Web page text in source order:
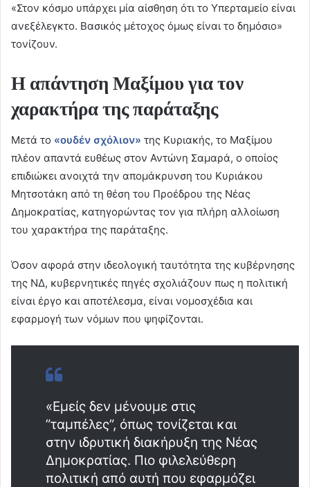
«Στον κόσμο υπάρχει μία αίσθηση ότι το Υπερταμείο είναι
ανεξέλεγκτο. Βασικός μέτοχος όμως είναι το δημόσιο»
τονίζουν.
Η απάντηση Μαξίμου για τον
χαρακτήρα της παράταξης
Μετά το «ουδέν σχόλιον» της Κυριακής, το Μαξίμου
πλέον απαντά ευθέως στον Αντώνη Σαμαρά, ο οποίος
επιδιώκει ανοιχτά την απομάκρυνση του Κυριάκου
Μητσοτάκη από τη θέση του Προέδρου της Νέας
Δημοκρατίας, κατηγορώντας τον για πλήρη αλλοίωση
του χαρακτήρα της παράταξης.
Όσον αφορά στην ιδεολογική ταυτότητα της κυβέρνησης
της ΝΔ, κυβερνητικές πηγές σχολιάζουν πως η πολιτική
είναι έργο και αποτέλεσμα, είναι νομοσχέδια και
εφαρμογή των νόμων που ψηφίζονται.
«Εμείς δεν μένουμε στις
”ταμπέλες”, όπως τονίζεται και
στην ιδρυτική διακήρυξη της Νέας
Δημοκρατίας. Πιο φιλελεύθερη
πολιτική από αυτή που εφαρμόζει